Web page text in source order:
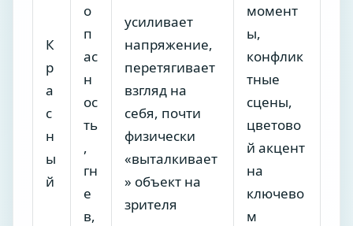
К
р
а
с
н
ы
й
о
п
ас
н
ос
ть
,
гн
е
в,
усиливает
напряжение,
перетягивает
взгляд на
себя, почти
физически
«выталкивает
» объект на
зрителя
момент
ы,
конфлик
тные
сцены,
цветово
й акцент
на
ключево
м